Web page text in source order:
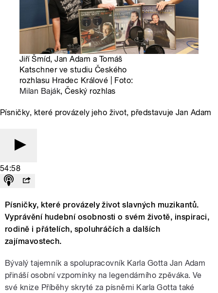
Jiří Šmíd, Jan Adam a Tomáš
Katschner ve studiu Českého
rozhlasu Hradec Králové | Foto:
Milan Baják, Český rozhlas
Písničky, které provázely jeho život, představuje Jan Adam
54:58
Písničky, které provázely život slavných muzikantů.
Vyprávění hudební osobnosti o svém životě, inspiraci,
rodině i přátelích, spoluhráčích a dalších
zajímavostech.
Bývalý tajemník a spolupracovník Karla Gotta Jan Adam
přináší osobní vzpomínky na legendárního zpěváka. Ve
své knize Příběhy skryté za písněmi Karla Gotta také